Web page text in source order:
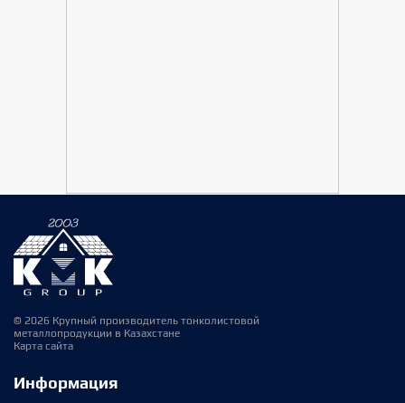
© 2026 Крупный производитель тонколистовой
металлопродукции в Казахстане
Карта сайта
Информация